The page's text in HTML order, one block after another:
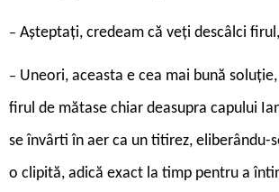
– Așteptați, credeam că veți descâlci
– Uneori, aceasta e cea mai bună
firul de mătase chiar deasupra capului
se învârti în aer ca un titirez, eliberându-
o clipită, adică exact la timp pentru a